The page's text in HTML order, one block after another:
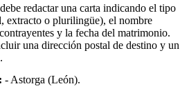
redactar una carta indicando el tipo
extracto o plurilingüe), el nombre
y la fecha del matrimonio.
una dirección postal de destino y un
-Astorga (León).